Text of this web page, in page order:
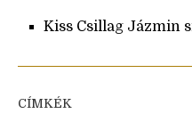
Kiss Csillag Jázmin
CÍMKÉK